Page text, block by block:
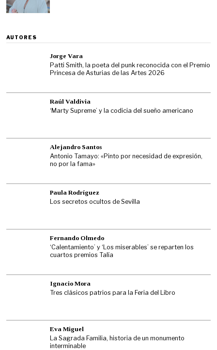
AUTORES
Jorge Vara
Patti Smith, la poeta del punk reconocida con el Premio
Princesa de Asturias de las Artes 2026
Raúl Valdivia
‘Marty Supreme’ y la codicia del sueño americano
Alejandro Santos
Antonio Tamayo: «Pinto por necesidad de expresión,
no por la fama»
Paula Rodríguez
Los secretos ocultos de Sevilla
Fernando Olmedo
‘Calentamiento’ y ‘Los miserables’ se reparten los
cuartos premios Talía
Ignacio Mora
Tres clásicos patrios para la Feria del Libro
Eva Miguel
La Sagrada Familia, historia de un monumento
interminable